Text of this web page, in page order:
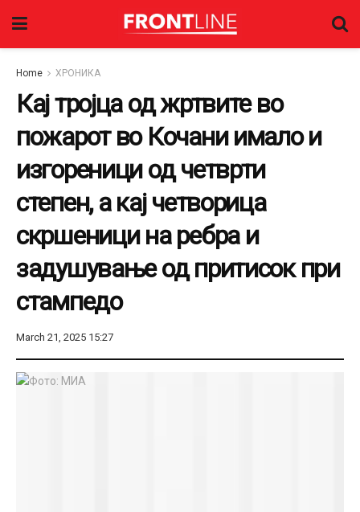
Home ХРОНИКА
Кај тројца од жртвите во
пожарот во Кочани имало и
изгореници од четврти
степен, а кај четворица
скршеници на ребра и
задушување од притисок при
стампедо
March 21, 2025 15:27